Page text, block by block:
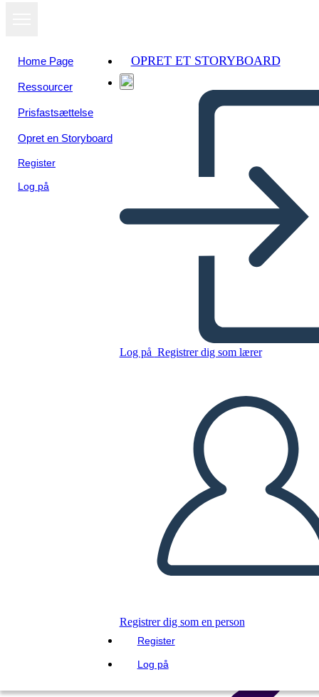
Home Page
Ressourcer
Prisfastsættelse
Opret en Storyboard
Register
Log på
OPRET ET STORYBOARD
Log på Registrer dig som lærer
Registrer dig som en person
Register
Log på
Kopier dette storyboard
AFSPIL DIASSHOW
LÆS FOR MIG